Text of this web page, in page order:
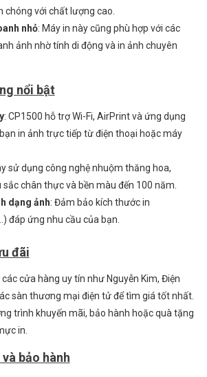
chóng với chất lượng cao.
nhỏ: Máy in này cũng phù hợp với các
ảnh nhờ tính di động và in ảnh chuyên
nổi bật
: CP1500 hỗ trợ Wi-Fi, AirPrint và ứng dụng
in ảnh trực tiếp từ điện thoại hoặc máy
sử dụng công nghệ nhuộm thăng hoa,
chân thực và bền màu đến 100 năm.
dạng ảnh: Đảm bảo kích thước in
đáp ứng nhu cầu của bạn.
đãi
cửa hàng uy tín như Nguyễn Kim, Điện
sàn thương mại điện tử để tìm giá tốt nhất.
trình khuyến mãi, bảo hành hoặc quà tặng
in.
bảo hành